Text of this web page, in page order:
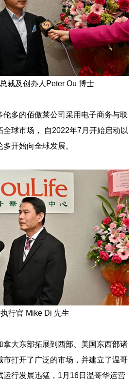
裁及创办人Peter Ou 博士
伦多的佰傲莱公司采用电子商务与联
全球市场， 自2022年7月开始启动以
开始向全球发展。
行官 Mike Di 先生
拿大东部拓展到西部、美国东西部诸
市打开了广泛的市场，并建立了温哥
运行发展迅猛，1月16日温哥华运营